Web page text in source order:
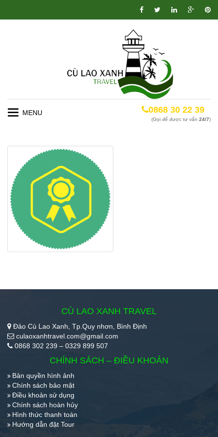
Toggle
0868 30 22 39
(Gọi để được tư vấn 24/7)
CÙ LAO XANH TRAVEL
Đảo Cù Lao Xanh, Tp.Quy nhơn, Bình Định
culaoxanhtravel.com@gmail.com
0868 302 239 – 0329 899 507
CHÍNH SÁCH – ĐIỀU KHOẢN
Bản quyền hình ảnh
Chính sách bảo mật
Điều khoản sử dụng
Chính sách hoàn hủy
Hình thức thanh toán
Hướng dẫn đặt Tour